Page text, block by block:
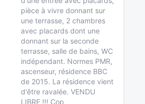
pièce à vivre donnant sur
une terrasse, 2 chambres
avec placards dont une
donnant sur la seconde
terrasse, salle de bains, WC
indépendant. Normes PMR,
ascenseur, résidence BBC
de 2015. La résidence vient
d'être ravalée. VENDU
LIBRE !!! Cop